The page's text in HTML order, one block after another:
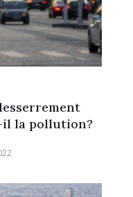
la pollution?